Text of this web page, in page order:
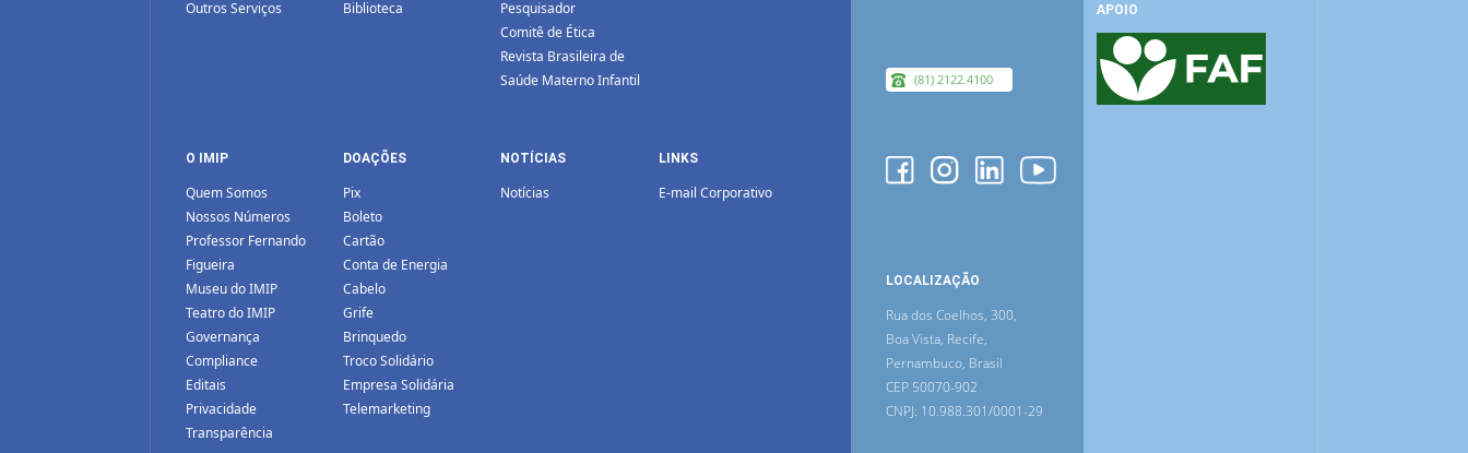
Outros Serviços
Biblioteca
Pesquisador
Comitê de Ética
Revista Brasileira de
Saúde Materno Infantil
O IMIP
Quem Somos
Nossos Números
Professor Fernando
Figueira
Museu do IMIP
Teatro do IMIP
Governança
Compliance
Editais
Privacidade
Transparência
DOAÇÕES
Pix
Boleto
Cartão
Conta de Energia
Cabelo
Grife
Brinquedo
Troco Solidário
Empresa Solidária
Telemarketing
NOTÍCIAS
Notícias
LINKS
E-mail Corporativo
(81) 2122.4100
LOCALIZAÇÃO
Rua dos Coelhos, 300,
Boa Vista, Recife,
Pernambuco, Brasil
CEP 50070-902
CNPJ: 10.988.301/0001-29
APOIO